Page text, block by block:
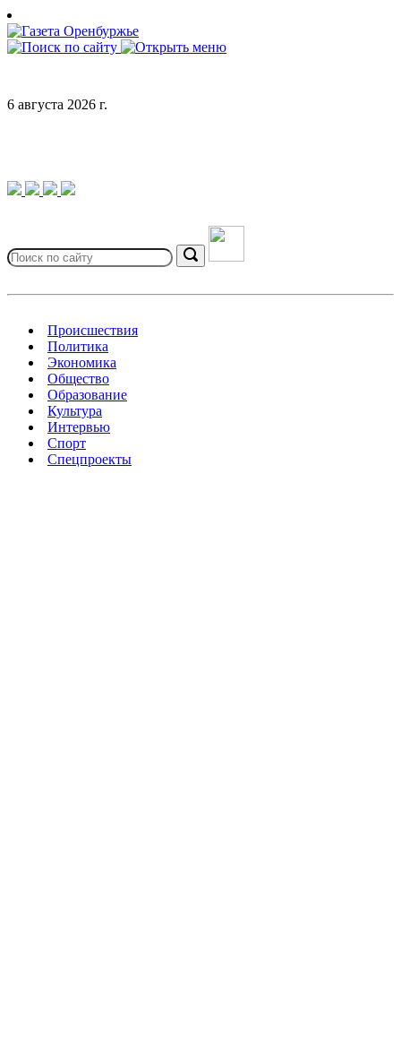
Skip
to
content
6 августа 2026 г.
for:
Search
Происшествия
Политика
Экономика
Общество
Образование
Культура
Интервью
Спорт
Спецпроекты